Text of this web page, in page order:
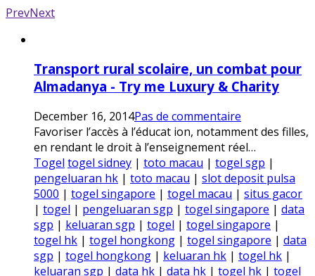
PrevNext
Transport rural scolaire, un combat pour
Almadanya - Try me Luxury & Charity
December 16, 2014Pas de commentaire
Favoriser l’accès à l’éducat ion, notamment des filles,
en rendant le droit à l’enseignement réel…
Togel togel sidney | toto macau | togel sgp |
pengeluaran hk | toto macau | slot deposit pulsa
5000 | togel singapore | togel macau | situs gacor
| togel | pengeluaran sgp | togel singapore | data
sgp | keluaran sgp | togel | togel singapore |
togel hk | togel hongkong | togel singapore | data
sgp | togel hongkong | keluaran hk | togel hk |
keluaran sgp | data hk | data hk | togel hk | togel